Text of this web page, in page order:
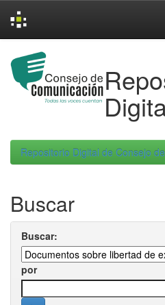
navigation
Repositorio Digital de Consejo
Buscar
Buscar:
por